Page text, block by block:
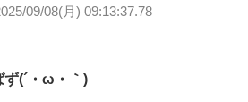
09/08(月) 09:13:37.78
ず(´・ω・｀)